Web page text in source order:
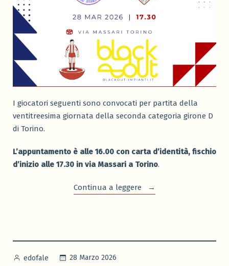
I giocatori seguenti sono convocati per partita della
ventitreesima giornata della seconda categoria girone D
di Torino.
L’appuntamento è alle 16.00 con carta d’identità, fischio
d’inizio alle 17.30 in via Massari a Torino.
Continua a leggere
“Convocazioni
Pubblicato
edofale
28 Marzo 2026